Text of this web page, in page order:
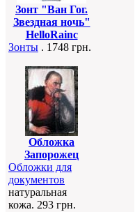
Зонт "Ван Гог.
Звездная ночь"
HelloRainc
Зонты . 1748 грн.
Обложка
Запорожец
Обложки для
документов
натуральная
кожа. 293 грн.